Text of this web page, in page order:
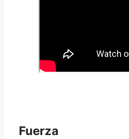
Fuerza